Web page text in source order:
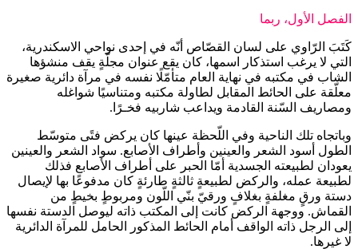
الفصل الأول، ربما
كَتَبَ الرّاوي على لسان القصّاص أنّه في إحدى نواحي الاسكندرية،
التي لا يرغب استذكار اسمها، كان يقع عنوان مجلّةٍ يقف منشؤها
الشاب في مكتبه في نهاية العام متأمّلًا نفسه في مرآة دائرية صغيرة
معلّقة على الحائط المقابل لطاولة مكتبه ومتناسيًا شواغله
ومصاريف السّنة القادمة ويداعب شاربيه فخـرًا.
وباتجاه تلك الناحية وفي اللّحظة عينها كان يركض فتًى متوسّط
الطول أسود الشعر والعينين وأطراف الأصابع. سواد الشعر والعينين
يعودان لطبيعته الجسدية أمّا الحبر على أطراف الأصابع فذلك
لطبيعة عمله، والركض لطبيعةٍ ثالثةٍ طارئةٍ كان مدفوعًا بها لإيصال
دستة ورقٍ مغلفةٍ بغلافٍ ورقيّ بنّي اللّون ومربوطٍ بخيطٍ من
القماش. ووجهة الركض كانت إلى المكتب ذاته ليوصل الدستة نفسها
إلى الرجل ذاته الواقف أمام الحائط المذكور الحامل للمرآة الدائرية
لا غيرها.